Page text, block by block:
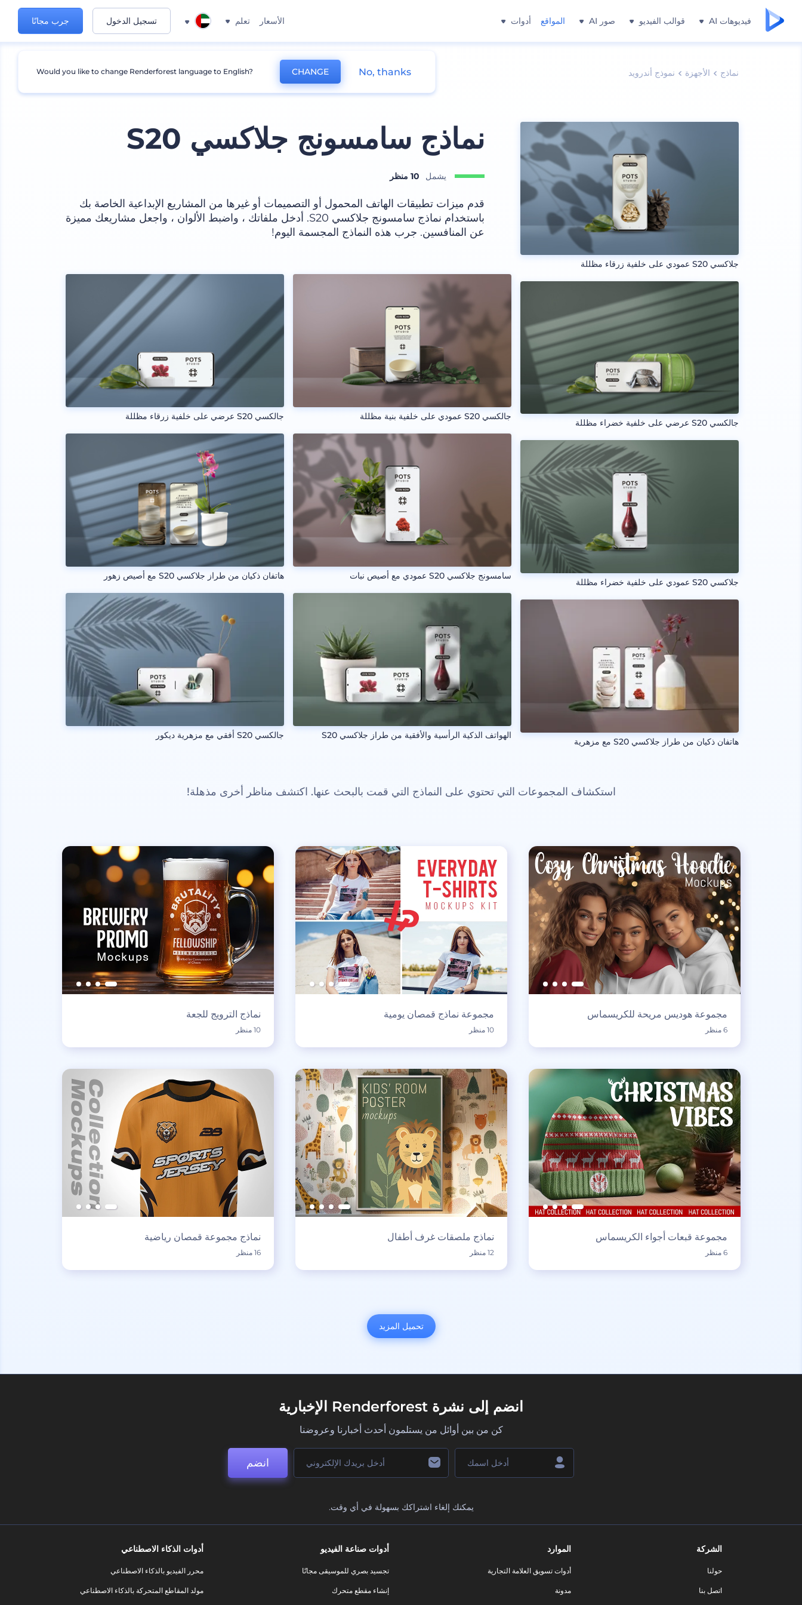
فيديوهات AI قوالب الفيديو صور AI المواقع أدوات الأسعار تعلم تسجيل الدخول جرب مجانًا
نماذج الأجهزة نموذج أندرويد
جلاكسي S20 عمودي على خلفية زرقاء مظللة
جالكسي S20 عرضي على خلفية خضراء مظللة
جلاكسي S20 عمودي على خلفية خضراء مظللة
هاتفان ذكيان من طراز جلاكسي S20 مع مزهرية
نماذج سامسونج جلاكسي S20
يشمل 10 منظر
قدم ميزات تطبيقات الهاتف المحمول أو التصميمات أو غيرها من المشاريع الإبداعية الخاصة بك
باستخدام نماذج سامسونج جلاكسي S20. أدخل ملفاتك ، واضبط الألوان ، واجعل مشاريعك مميزة
عن المنافسين. جرب هذه النماذج المجسمة اليوم!
جالكسي S20 عمودي على خلفية بنية مظللة
سامسونج جلاكسي S20 عمودي مع أصيص نبات
الهواتف الذكية الرأسية والأفقية من طراز جلاكسي S20
جالكسي S20 عرضي على خلفية زرقاء مظللة
هاتفان ذكيان من طراز جلاكسي S20 مع أصيص زهور
جالكسي S20 أفقي مع مزهرية ديكور
استكشاف المجموعات التي تحتوي على النماذج التي قمت بالبحث عنها. اكتشف مناظر أخرى مذهلة!
مجموعة هوديس مريحة للكريسماس
6 منظر
مجموعة نماذج قمصان يومية
10 منظر
نماذج الترويج للجعة
10 منظر
مجموعة قبعات أجواء الكريسماس
6 منظر
نماذج ملصقات غرف أطفال
12 منظر
نماذج مجموعة قمصان رياضية
16 منظر
تحميل المزيد
انضم إلى نشرة Renderforest الإخبارية
كن من بين أوائل من يستلمون أحدث أخبارنا وعروضنا
انضم
يمكنك إلغاء اشتراكك بسهولة في أي وقت.
الشركة
حولنا
اتصل بنا
الموارد
أدوات تسويق العلامة التجارية
مدونة
أدوات صناعة الفيديو
تجسيد بصري للموسيقى مجانًا
إنشاء مقطع متحرك
أدوات الذكاء الاصطناعي
محرر الفيديو بالذكاء الاصطناعي
مولد المقاطع المتحركة بالذكاء الاصطناعي
Would you like to change Renderforest language to English? CHANGE No, thanks